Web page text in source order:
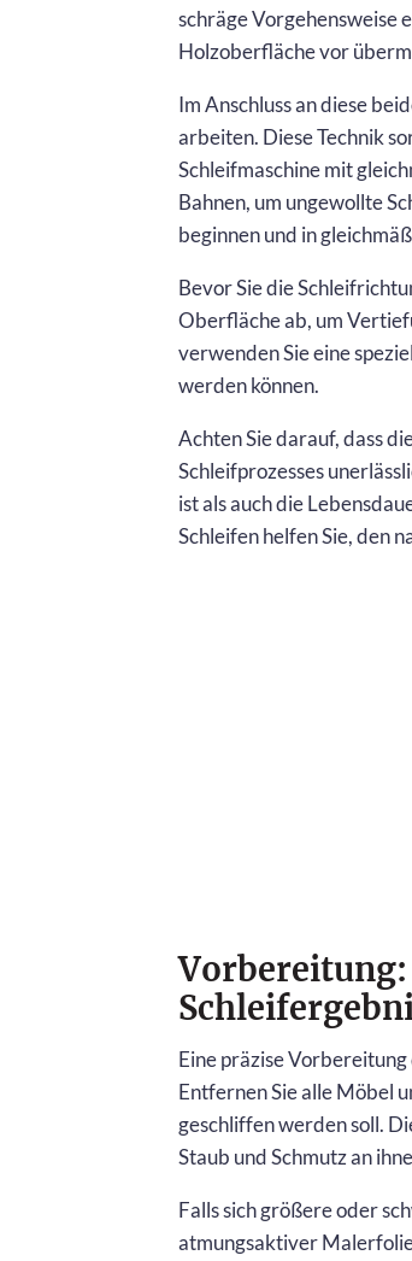
schräge
Holzoberfläche vor
Im Anschluss an diese
arbeiten. Diese Technik
Schleifmaschine mit
Bahnen, um ungewollte
beginnen und in
Bevor Sie die
Oberfläche ab, um
verwenden Sie eine
werden können.
Achten Sie darauf, dass
Schleifprozesses
ist als auch die
Schleifen helfen Sie, den
Vorbereitung:
Eine präzise
Entfernen Sie alle Möbel
geschliffen werden soll.
Staub und Schmutz an
Falls sich größere oder
atmungsaktiver